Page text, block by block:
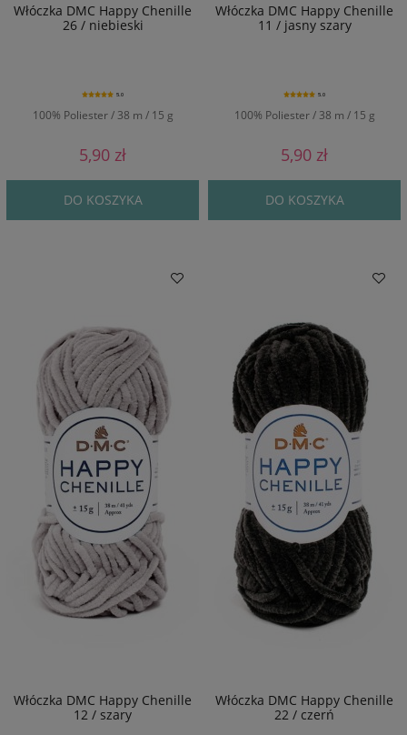
Włóczka DMC Happy Chenille
26 / niebieski
100% Poliester / 38 m / 15 g
5.0
5,90 zł
DO KOSZYKA
Włóczka DMC Happy Chenille
11 / jasny szary
100% Poliester / 38 m / 15 g
5.0
5,90 zł
DO KOSZYKA
Włóczka DMC Happy Chenille
12 / szary
Włóczka DMC Happy Chenille
22 / czerń